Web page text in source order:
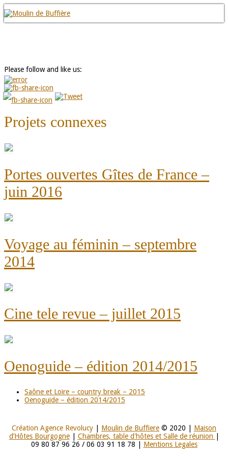
Please follow and like us:
Projets connexes
Portes ouvertes Gîtes de France –
juin 2016
Voyage au féminin – septembre
2014
Cine tele revue – juillet 2015
Oenoguide – édition 2014/2015
Saône et Loire – country break – 2015
Oenoguide – édition 2014/2015
Création Agence Revolucy Moulin de Buffiere © 2020 | Maison
d’Hôtes Bourgogne| Chambres, table d'hôtes et Salle de réunion
09 80 87 96 26 / 06 03 91 18 78 | Mentions Legales